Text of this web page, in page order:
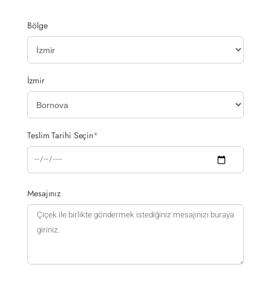
Bölge
İzmir
Teslim Tarihi Seçin*
Mesajınız